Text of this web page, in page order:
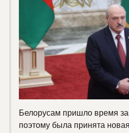
Белорусам пришло время
поэтому была принята